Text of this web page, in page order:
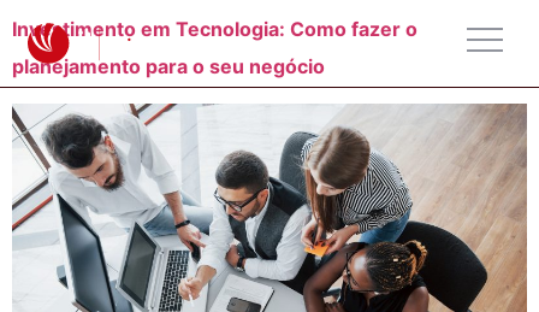
Investimento em Tecnologia: Como fazer o
planejamento para o seu negócio